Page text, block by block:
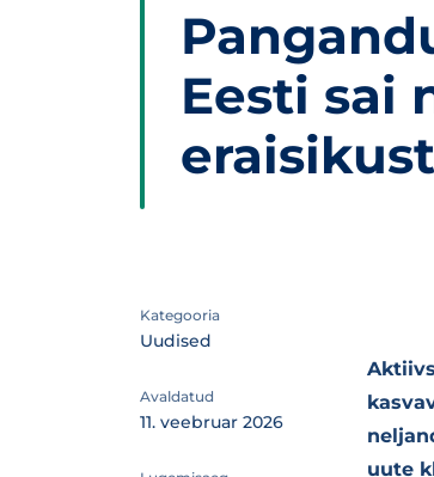
Eesti sai
Kategooria
Uudised
Avaldatud
11. veebruar 2026
uute